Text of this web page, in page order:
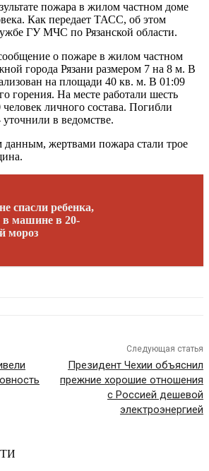
пожара в жилом частном доме
Как передает ТАСС, об этом
ГУ МЧС по Рязанской области.
о пожаре в жилом частном
города Рязани размером 7 на 8 м. В
на площади 40 кв. м. В 01:09
горения. На месте работали шесть
личного состава. Погибли
в ведомстве.
жертвами пожара стали трое
спасли ребенка,
в машине в 20-
мороз
Следующая статья
Президент Чехии объяснил
прежние хорошие отношения
с Россией дешевой
электроэнергией